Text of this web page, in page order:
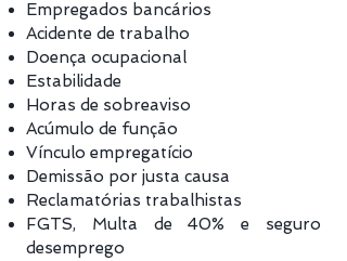
Empregados bancários
Acidente de trabalho
Doença ocupacional
Estabilidade
Horas de sobreaviso
Acúmulo de função
Vínculo empregatício
Demissão por justa causa
Reclamatórias trabalhistas
FGTS, Multa de 40% e seguro
desemprego